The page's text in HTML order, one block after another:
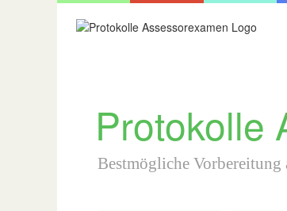
Protokolle
Bestmögliche